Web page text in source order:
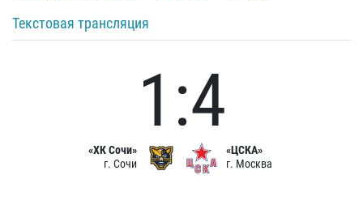
Текстовая трансляция
«ХК Сочи»
г. Сочи
1:4
«ЦСКА»
г. Москва